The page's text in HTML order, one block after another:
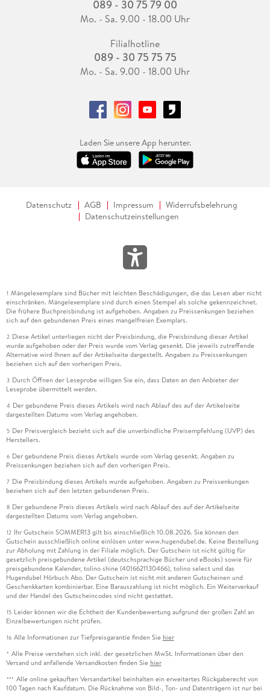
089 - 30 75 79 00
Mo. - Sa. 9.00 - 18.00 Uhr
Filialhotline
089 - 30 75 75 75
Mo. - Sa. 9.00 - 18.00 Uhr
Laden Sie unsere App herunter.
Datenschutz AGB Impressum
Widerrufsbelehrung
Datenschutzeinstellungen
1 Mängelexemplare sind Bücher mit leichten Beschädigungen, die das Lesen aber nicht
einschränken. Mängelexemplare sind durch einen Stempel als solche gekennzeichnet.
Die frühere Buchpreisbindung ist aufgehoben. Angaben zu Preissenkungen beziehen
sich auf den gebundenen Preis eines mangelfreien Exemplars.
2 Diese Artikel unterliegen nicht der Preisbindung, die Preisbindung dieser Artikel
wurde aufgehoben oder der Preis wurde vom Verlag gesenkt. Die jeweils zutreffende
Alternative wird Ihnen auf der Artikelseite dargestellt. Angaben zu Preissenkungen
beziehen sich auf den vorherigen Preis.
3 Durch Öffnen der Leseprobe willigen Sie ein, dass Daten an den Anbieter der
Leseprobe übermittelt werden.
4 Der gebundene Preis dieses Artikels wird nach Ablauf des auf der Artikelseite
dargestellten Datums vom Verlag angehoben.
5 Der Preisvergleich bezieht sich auf die unverbindliche Preisempfehlung (UVP) des
Herstellers.
6 Der gebundene Preis dieses Artikels wurde vom Verlag gesenkt. Angaben zu
Preissenkungen beziehen sich auf den vorherigen Preis.
7 Die Preisbindung dieses Artikels wurde aufgehoben. Angaben zu Preissenkungen
beziehen sich auf den letzten gebundenen Preis.
8 Der gebundene Preis dieses Artikels wird nach Ablauf des auf der Artikelseite
dargestellten Datums vom Verlag angehoben.
12 Ihr Gutschein SOMMER13 gilt bis einschließlich 10.08.2026. Sie können den
Gutschein ausschließlich online einlösen unter www.hugendubel.de. Keine Bestellung
zur Abholung mit Zahlung in der Filiale möglich. Der Gutschein ist nicht gültig für
gesetzlich preisgebundene Artikel (deutschsprachige Bücher und eBooks) sowie für
preisgebundene Kalender, tolino shine (4016621130466), tolino select und das
Hugendubel Hörbuch Abo. Der Gutschein ist nicht mit anderen Gutscheinen und
Geschenkkarten kombinierbar. Eine Barauszahlung ist nicht möglich. Ein Weiterverkauf
und der Handel des Gutscheincodes sind nicht gestattet.
15 Leider können wir die Echtheit der Kundenbewertung aufgrund der großen Zahl an
Einzelbewertungen nicht prüfen.
16 Alle Informationen zur Tiefpreisgarantie finden Sie hier
* Alle Preise verstehen sich inkl. der gesetzlichen MwSt. Informationen über den
Versand und anfallende Versandkosten finden Sie hier
*** Alle online gekauften Versandartikel beinhalten ein erweitertes Rückgaberecht von
100 Tagen nach Kaufdatum. Die Rücknahme von Bild-, Ton- und Datenträgern ist nur bei